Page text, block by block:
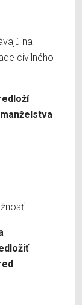
na
civilného